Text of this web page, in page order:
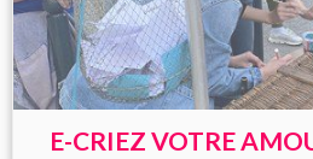
E-CRIEZ VOTRE